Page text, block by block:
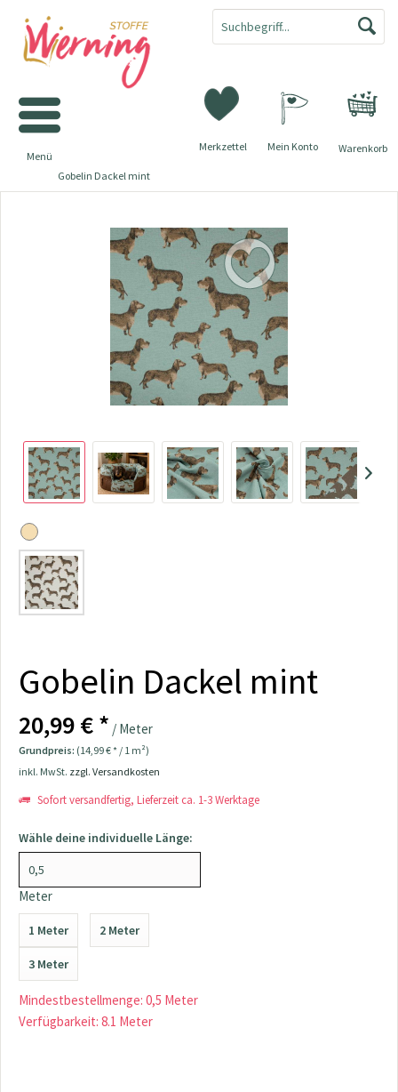
Warenkorb
Merkzettel Mein Konto
Menü
Gobelin Dackel mint
Gobelin Dackel mint
20,99 € * / Meter
Grundpreis: (14,99 € * / 1 m²)
inkl. MwSt. zzgl. Versandkosten
Sofort versandfertig, Lieferzeit ca. 1-3 Werktage
Wähle deine individuelle Länge:
Meter
1 Meter 2 Meter
3 Meter
Mindestbestellmenge: 0,5 Meter
Verfügbarkeit: 8.1 Meter